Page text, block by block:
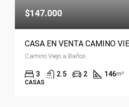
$147.000
CASA EN VENTA CAMINO
Camino Viejo a Baños
3 2.5 2 146m²
CASAS